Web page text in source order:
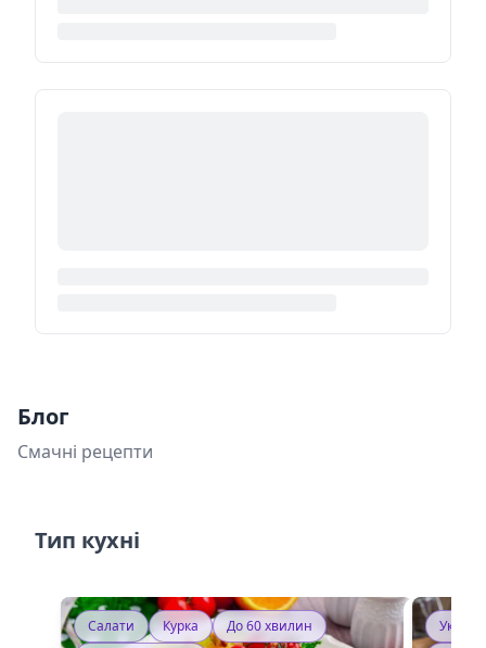
Блог
Смачні рецепти
Тип кухні
Салати Курка
До 60 хвилин